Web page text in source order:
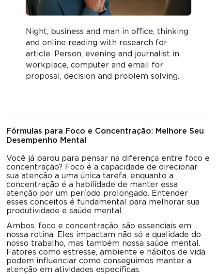
Night, business and man in office, thinking
and online reading with research for
article. Person, evening and journalist in
workplace, computer and email for
proposal, decision and problem solving.
Fórmulas para Foco e Concentração: Melhore Seu
Desempenho Mental
Você já parou para pensar na diferença entre foco e
concentração? Foco é a capacidade de direcionar
sua atenção a uma única tarefa, enquanto a
concentração é a habilidade de manter essa
atenção por um período prolongado. Entender
esses conceitos é fundamental para melhorar sua
produtividade e saúde mental.
Ambos, foco e concentração, são essenciais em
nossa rotina. Eles impactam não só a qualidade do
nosso trabalho, mas também nossa saúde mental.
Fatores como estresse, ambiente e hábitos de vida
podem influenciar como conseguimos manter a
atenção em atividades específicas.